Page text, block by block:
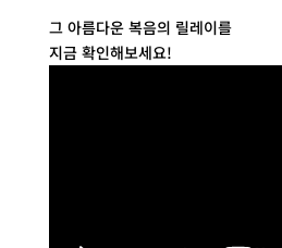
그 아름다운 복음의 릴레이를
지금 확인해보세요!